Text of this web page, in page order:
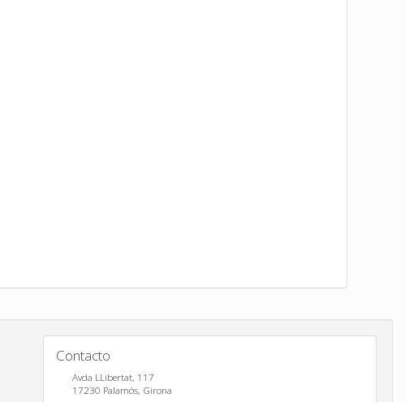
Contacto
Avda LLibertat, 117
17230 Palamós, Girona